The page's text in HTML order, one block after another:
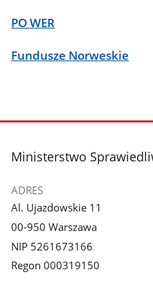
PO WER
Fundusze Norweskie
stopka
Ministerstwo
ADRES
Al. Ujazdowskie 11
00-950 Warszawa
NIP 5261673166
Regon 000319150